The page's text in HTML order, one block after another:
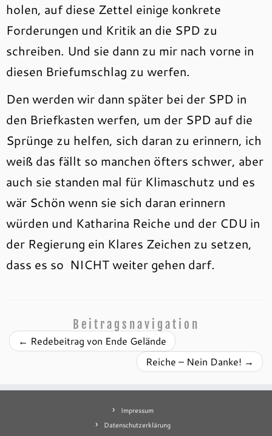
holen, auf diese Zettel einige konkrete
Forderungen und Kritik an die SPD zu
schreiben. Und sie dann zu mir nach vorne in
diesen Briefumschlag zu werfen.
Den werden wir dann später bei der SPD in
den Briefkasten werfen, um der SPD auf die
Sprünge zu helfen, sich daran zu erinnern, ich
weiß das fällt so manchen öfters schwer, aber
auch sie standen mal für Klimaschutz und es
wär Schön wenn sie sich daran erinnern
würden und Katharina Reiche und der CDU in
der Regierung ein Klares Zeichen zu setzen,
dass es so NICHT weiter gehen darf.
Beitragsnavigation
← Redebeitrag von Ende Gelände
Reiche – Nein Danke! →
Impressum
Datenschutzerklärung